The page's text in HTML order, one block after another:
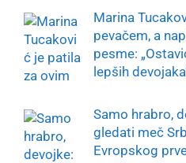
Marina
pevačem, a
pesme:
lepših
Samo hrabro,
gledati meč
Evropskog